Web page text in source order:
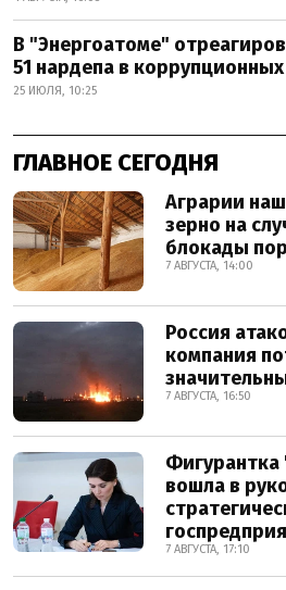
В "Энергоатоме"
51 нардепа в
25 ИЮЛЯ, 10:25
ГЛАВНОЕ СЕГОДНЯ
Аграрии
зерно на
блокады
7 АВГУСТА, 14:00
Россия
компания
7 АВГУСТА, 16:50
вошла в
7 АВГУСТА, 17:10